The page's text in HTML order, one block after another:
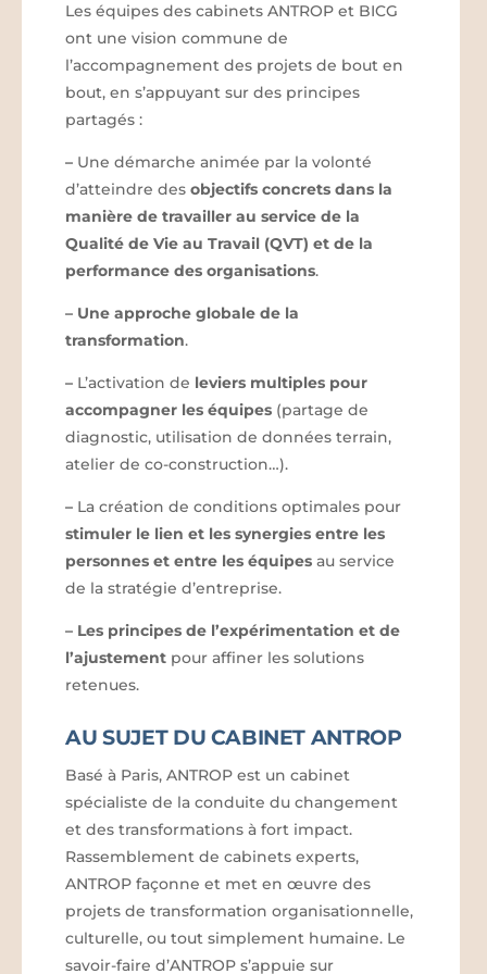
Les équipes des cabinets ANTROP et BICG
ont une vision commune de
l’accompagnement des projets de bout en
bout, en s’appuyant sur des principes
partagés :
– Une démarche animée par la volonté
d’atteindre desobjectifs concrets dans la
manière de travailler au service de la
Qualité de Vie au Travail (QVT) et de la
performance des organisations.
– Une approche globale de la
transformation.
– L’activation de leviers multiples pour
accompagner les équipes (partage de
diagnostic, utilisation de données terrain,
atelier de co-construction…).
– La création de conditions optimales pour
stimuler le lien et les synergies entre les
personnes et entre les équipes au service
de la stratégie d’entreprise.
– Les principes de l’expérimentation et de
l’ajustement pour affiner les solutions
retenues.
AU SUJET DU CABINET ANTROP
Basé à Paris, ANTROP est un cabinet
spécialiste de la conduite du changement
et des transformations à fort impact.
Rassemblement de cabinets experts,
ANTROP façonne et met en œuvre des
projets de transformation organisationnelle,
culturelle, ou tout simplement humaine. Le
savoir-faire d’ANTROP s’appuie sur